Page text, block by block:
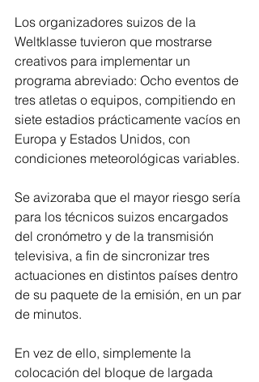
Los organizadores suizos de la
Weltklasse tuvieron que mostrarse
creativos para implementar un
programa abreviado: Ocho eventos de
tres atletas o equipos, compitiendo en
siete estadios prácticamente vacíos en
Europa y Estados Unidos, con
condiciones meteorológicas variables.
Se avizoraba que el mayor riesgo sería
para los técnicos suizos encargados
del cronómetro y de la transmisión
televisiva, a fin de sincronizar tres
actuaciones en distintos países dentro
de su paquete de la emisión, en un par
de minutos.
En vez de ello, simplemente la
colocación del bloque de largada